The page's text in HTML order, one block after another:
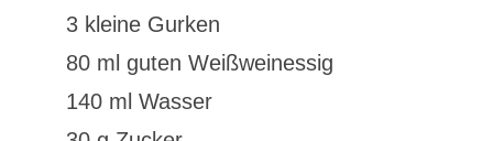
3 kleine Gurken
80 ml guten Weißweinessig
140 ml Wasser